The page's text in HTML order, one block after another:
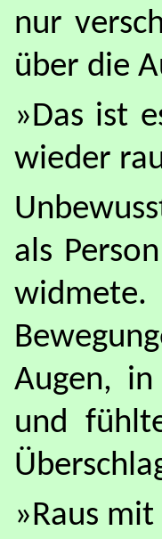
nur
über die
»Das ist
wieder
als
widmete.
Augen,
und
»Raus